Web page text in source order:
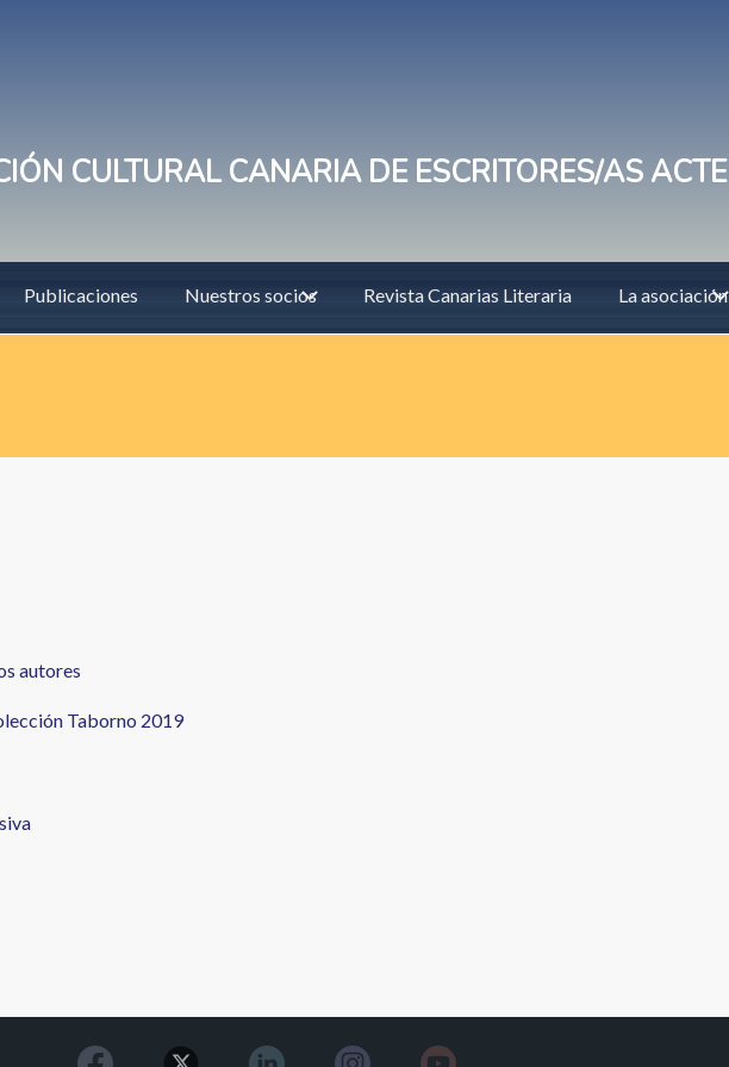
CULTURAL CANARIA DE ESCRITORES/AS ACTE
Publicaciones Nuestros socios Revista Canarias Literaria La asociación
autores
Taborno 2019